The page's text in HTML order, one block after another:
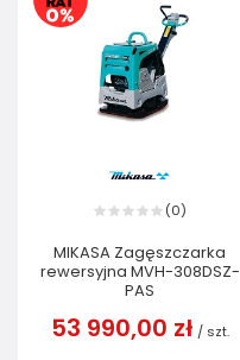
(0)
MIKASA Zagęszczarka
rewersyjna MVH-308DSZ-
PAS
53 990,00 zł / szt.